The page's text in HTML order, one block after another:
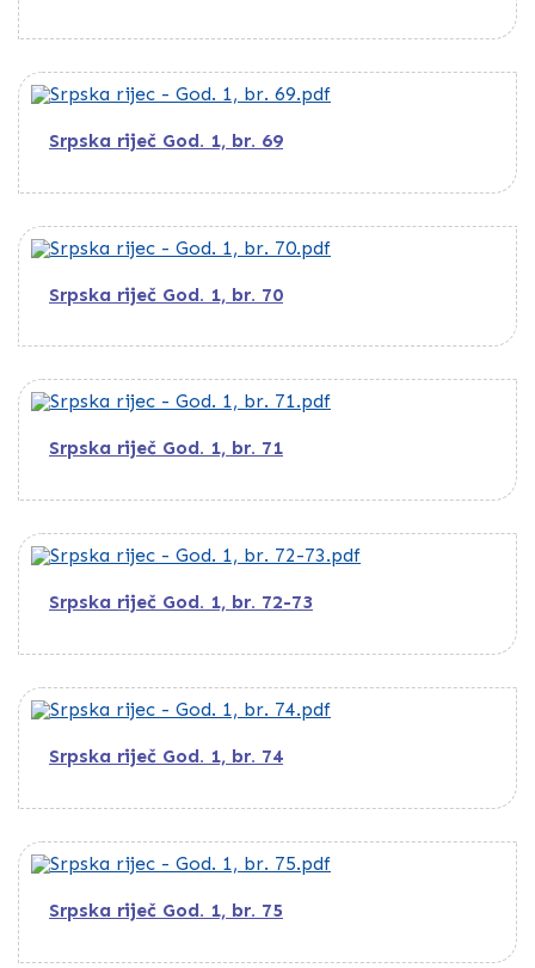
Srpska riječ God. 1, br. 69
Srpska riječ God. 1, br. 70
Srpska riječ God. 1, br. 71
Srpska riječ God. 1, br. 72-73
Srpska riječ God. 1, br. 74
Srpska riječ God. 1, br. 75